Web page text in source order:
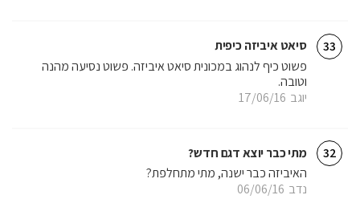
33 סיאט איביזה כיפית
יוגב 17/06/16
פשוט כיף לנהוג במכונית סיאט איביזה. פשוט נסיעה מהנה
וטובה.
32 מתי כבר יוצא דגם חדש?
נדב 06/06/16
האיביזה כבר ישנה, מתי מתחלפת?